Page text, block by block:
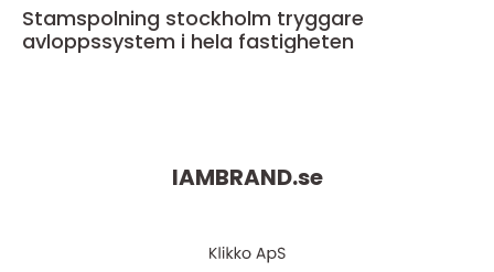
Stamspolning stockholm tryggare
avloppssystem i hela fastigheten
IAMBRAND.se